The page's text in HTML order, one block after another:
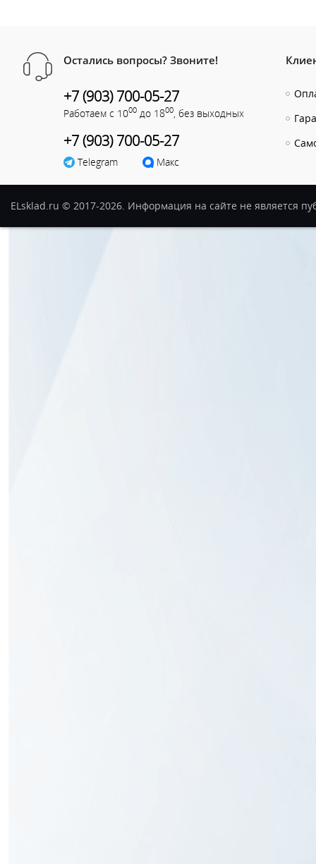
Остались вопросы? Звоните!
+7 (903) 700-05-27
Работаем с 1000 до 1800 , без выходных
+7 (903) 700-05-27
Telegram Макс
ELsklad.ru © 2017-2026. Информация на сайте не является